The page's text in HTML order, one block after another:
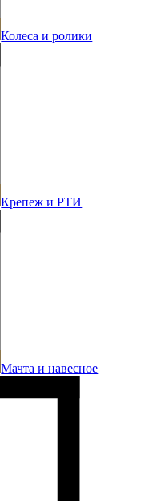
Колеса и ролики
Крепеж и РТИ
Мачта и навесное